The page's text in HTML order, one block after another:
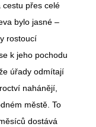
cestu přes celé
bylo jasné –
rostoucí
k jeho pochodu
úřady odmítají
nahánějí,
městě. To
dostává